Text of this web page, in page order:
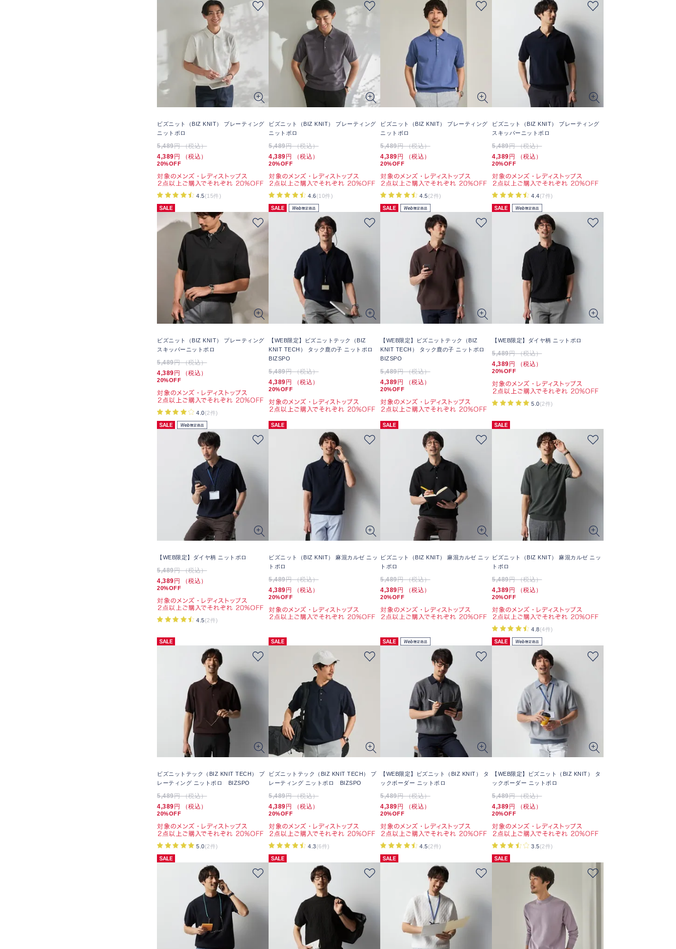
ビズニット（BIZ KNIT） プレーティング
ニットポロ
5,489円 （税込）
4,389円 （税込）
20%OFF
4.5(15件)
ビズニット（BIZ KNIT） プレーティング
ニットポロ
5,489円 （税込）
4,389円 （税込）
20%OFF
4.6(10件)
ビズニット（BIZ KNIT） プレーティング
ニットポロ
5,489円 （税込）
4,389円 （税込）
20%OFF
4.5(2件)
ビズニット（BIZ KNIT） プレーティング
スキッパーニットポロ
5,489円 （税込）
4,389円 （税込）
20%OFF
4.4(7件)
ビズニット（BIZ KNIT） プレーティング
スキッパーニットポロ
5,489円 （税込）
4,389 円 （税込）
20%OFF
4.0(2件)
【WEB限定】ビズニットテック（BIZ
KNIT TECH） タック鹿の子 ニットポロ
BIZSPO
5,489円 （税込）
4,389 円 （税込）
20%OFF
【WEB限定】ビズニットテック（BIZ
KNIT TECH） タック鹿の子 ニットポロ
BIZSPO
5,489円 （税込）
4,389 円 （税込）
20%OFF
【WEB限定】ダイヤ柄 ニットポロ
5,489円 （税込）
4,389 円 （税込）
20%OFF
5.0(2件)
【WEB限定】ダイヤ柄 ニットポロ
5,489円 （税込）
4,389円 （税込）
20%OFF
4.5(2件)
ビズニット（BIZ KNIT） 麻混カルゼ ニッ
トポロ
5,489円 （税込）
4,389円 （税込）
20%OFF
ビズニット（BIZ KNIT） 麻混カルゼ ニッ
トポロ
5,489円 （税込）
4,389円 （税込）
20%OFF
ビズニット（BIZ KNIT） 麻混カルゼ ニッ
トポロ
5,489円 （税込）
4,389円 （税込）
20%OFF
4.8(4件)
ビズニットテック（BIZ KNIT TECH） プ
レーティング ニットポロ BIZSPO
5,489円 （税込）
4,389 円 （税込）
20%OFF
5.0(2件)
ビズニットテック（BIZ KNIT TECH） プ
レーティング ニットポロ BIZSPO
5,489円 （税込）
4,389 円 （税込）
20%OFF
4.3(6件)
【WEB限定】ビズニット（BIZ KNIT） タ
ックボーダー ニットポロ
5,489円 （税込）
4,389 円 （税込）
20%OFF
4.5(2件)
【WEB限定】ビズニット（BIZ KNIT） タ
ックボーダー ニットポロ
5,489円 （税込）
4,389 円 （税込）
20%OFF
3.5(2件)